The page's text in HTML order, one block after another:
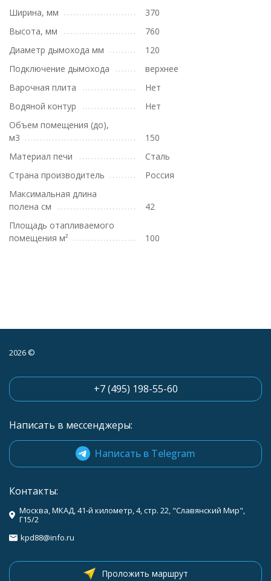
Ширина, мм
370
Высота, мм
760
Диаметр дымохода мм
120
Подключение дымохода
верхнее
Варочная плита
Нет
Водяной контур
Нет
Объем помещения (до),
м3
150
Материал печи
Сталь
Страна производитель
Россия
Максимальная длина
полена см
42
Площадь отапливаемого
помещения м²
100
2026 ©
+7 (495) 198-55-60
Написать в мессенджеры:
Написать в Telegram
Контакты:
Москва, МКАД, 41-й километр, 4, стр. 22, "Славянский Мир",
Г15/2
kpd88@info.ru
Проложить маршрут